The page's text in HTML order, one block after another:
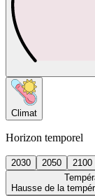
Climat
Horizon temporel
2030 2050
2100
Hausse de la